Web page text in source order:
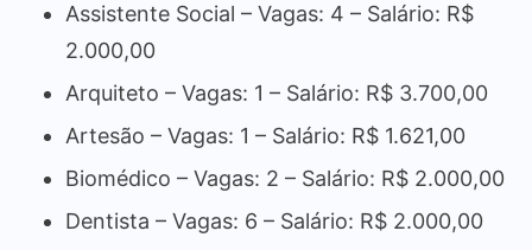
Assistente Social – Vagas: 4 – Salário: R$
2.000,00
Arquiteto – Vagas: 1 – Salário: R$ 3.700,00
Artesão – Vagas: 1 – Salário: R$ 1.621,00
Biomédico – Vagas: 2 – Salário: R$ 2.000,00
Dentista – Vagas: 6 – Salário: R$ 2.000,00